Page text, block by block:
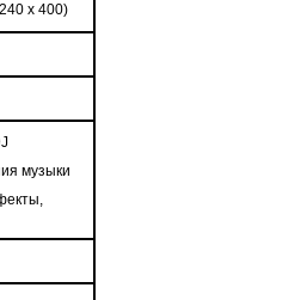
x 400)
музыки